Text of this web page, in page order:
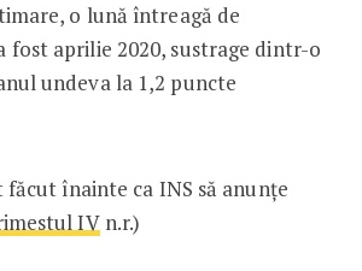
o lună întreagă de
fost aprilie 2020, sustrage dintr-o
undeva la 1,2 puncte
înainte ca INS să anunțe
IVn.r.)